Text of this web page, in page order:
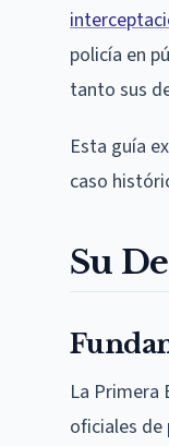
policía en
tanto sus
Esta guía
caso
Su
La Primera
oficiales de